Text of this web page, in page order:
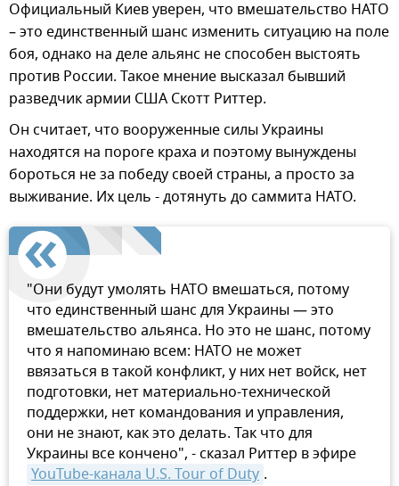
Официальный Киев уверен, что вмешательство НАТО
– это единственный шанс изменить ситуацию на поле
боя, однако на деле альянс не способен выстоять
против России. Такое мнение высказал бывший
разведчик армии США Скотт Риттер.
Он считает, что вооруженные силы Украины
находятся на пороге краха и поэтому вынуждены
бороться не за победу своей страны, а просто за
выживание. Их цель - дотянуть до саммита НАТО.
"Они будут умолять НАТО вмешаться, потому
что единственный шанс для Украины — это
вмешательство альянса. Но это не шанс, потому
что я напоминаю всем: НАТО не может
ввязаться в такой конфликт, у них нет войск, нет
подготовки, нет материально-технической
поддержки, нет командования и управления,
они не знают, как это делать. Так что для
Украины все кончено", - сказал Риттер в эфире
YouTube-канала U.S. Tour of Duty .